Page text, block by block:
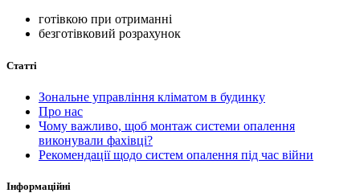
готівкою при отриманні
безготівковий розрахунок
Статті
Зональне управління кліматом в будинку
Про нас
Чому важливо, щоб монтаж системи опалення
виконували фахівці?
Рекомендації щодо систем опалення під час війни
Інформаційні